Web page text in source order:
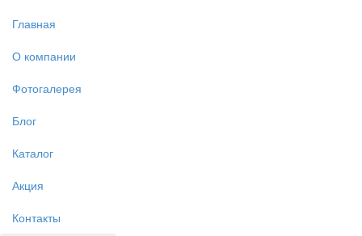
Главная
О компании
Фотогалерея
Блог
Каталог
Акция
Контакты